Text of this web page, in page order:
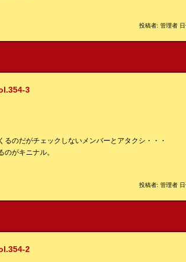
投稿者: 管理者
3
のだがチェックしないメンバーとアタクシ・・・
のがキニナル。
投稿者: 管理者
2